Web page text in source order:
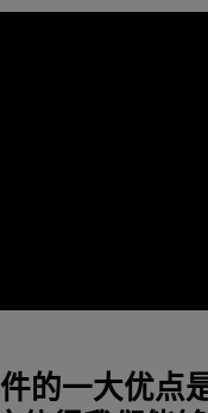
的一大优点